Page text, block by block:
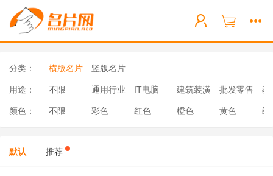
分类： 横版名片 竖版名片
用途： 不限 通用行业 IT电脑 建筑装潢 批发零售 教
颜色： 不限 彩色 红色 橙色 黄色 绿
默认 推荐